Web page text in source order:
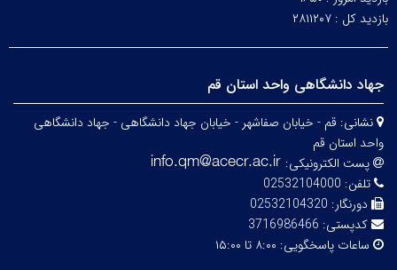
بازدید کل : ۲۸۱۱۲۰۷
جهاد دانشگاهی واحد استان قم
نشانی: قم - خیابان صفاشهر - خیابان جهاد دانشگاهی - جهاد دانشگاهی
واحد استان قم
پست الکترونیکی:
تلفن: 02532104000
دورنگار: 02532104320
کدپستی: 3716986466
ساعات پاسخگویی: ۸:۰۰ تا ۱۵:۰۰